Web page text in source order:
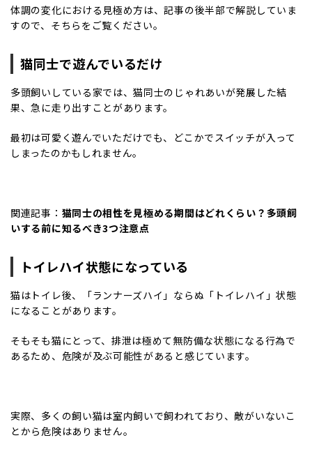
体調の変化における見極め方は、記事の後半部で解説していま
すので、そちらをご覧ください。
猫同士で遊んでいるだけ
多頭飼いしている家では、猫同士のじゃれあいが発展した結
果、急に走り出すことがあります。
最初は可愛く遊んでいただけでも、どこかでスイッチが入って
しまったのかもしれません。
関連記事： 猫同士の相性を見極める期間はどれくらい？多頭飼
いする前に知るべき3つ注意点
トイレハイ状態になっている
猫はトイレ後、「ランナーズハイ」ならぬ「トイレハイ」状態
になることがあります。
そもそも猫にとって、排泄は極めて無防備な状態になる行為で
あるため、危険が及ぶ可能性があると感じています。
実際、多くの飼い猫は室内飼いで飼われており、敵がいないこ
とから危険はありません。